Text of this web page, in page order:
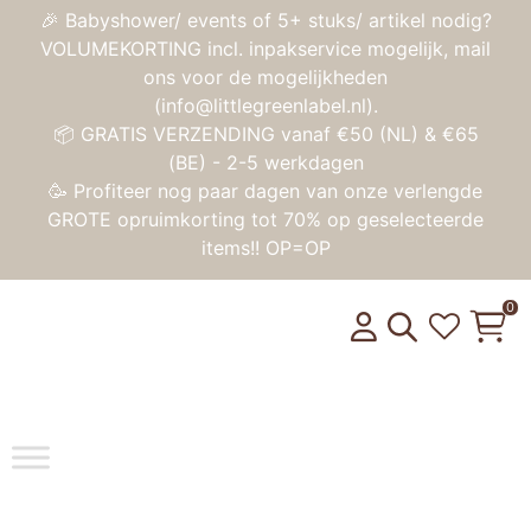
🎉 Babyshower/ events of 5+ stuks/ artikel nodig?
VOLUMEKORTING incl. inpakservice mogelijk, mail
ons voor de mogelijkheden
(info@littlegreenlabel.nl).
📦 GRATIS VERZENDING vanaf €50 (NL) & €65
(BE) - 2-5 werkdagen
🥳 Profiteer nog paar dagen van onze verlengde
GROTE opruimkorting tot 70% op geselecteerde
items!! OP=OP
Toggle
0